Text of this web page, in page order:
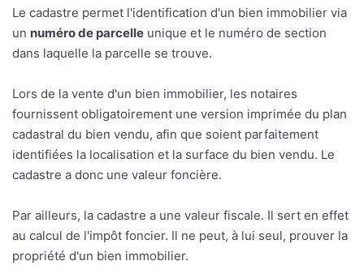
Le cadastre permet l'identification d'un bien immobilier via
un numéro de parcelle unique et le numéro de section
dans laquelle la parcelle se trouve.
Lors de la vente d'un bien immobilier, les notaires
fournissent obligatoirement une version imprimée du plan
cadastral du bien vendu, afin que soient parfaitement
identifiées la localisation et la surface du bien vendu. Le
cadastre a donc une valeur foncière.
Par ailleurs, la cadastre a une valeur fiscale. Il sert en effet
au calcul de l'impôt foncier. Il ne peut, à lui seul, prouver la
propriété d'un bien immobilier.